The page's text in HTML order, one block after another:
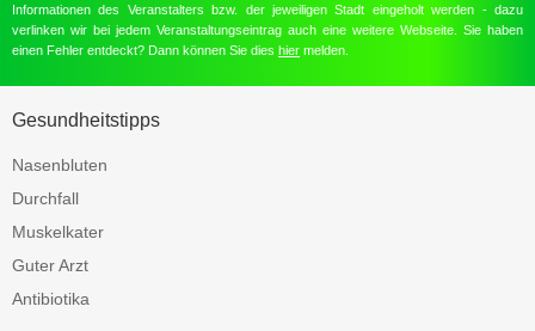
Informationen des Veranstalters bzw. der jeweiligen Stadt eingeholt werden - dazu
verlinken wir bei jedem Veranstaltungseintrag auch eine weitere Webseite. Sie haben
einen Fehler entdeckt? Dann können Sie dies hier melden.
Gesundheitstipps
Nasenbluten
Durchfall
Muskelkater
Guter Arzt
Antibiotika